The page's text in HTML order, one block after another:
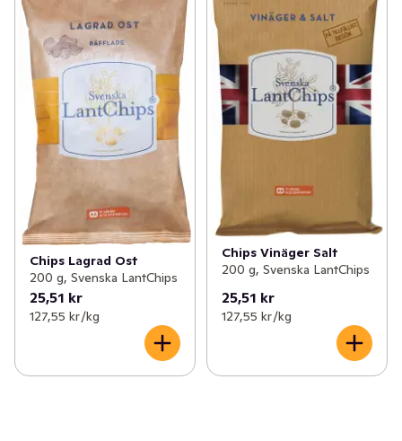
Chips Lagrad Ost
200 g, Svenska LantChips
25,51 kr
127,55 kr /kg
Chips Vinäger Salt
200 g, Svenska LantChips
25,51 kr
127,55 kr /kg